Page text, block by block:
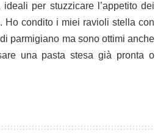
per stuzzicare l’appetito dei
. Ho condito i miei ravioli stella con
parmigiano ma sono ottimi anche
una pasta stesa già pronta o